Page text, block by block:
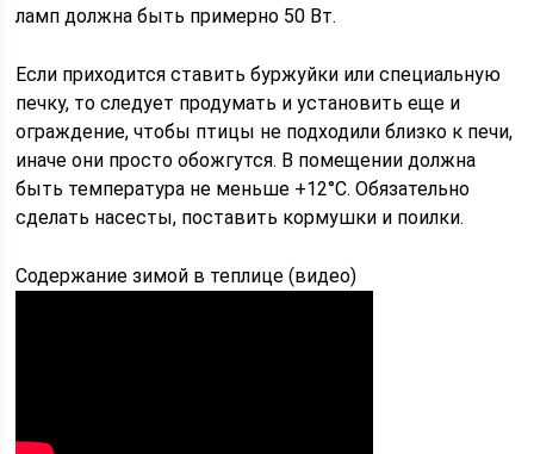
ламп должна быть примерно 50 Вт.
Если приходится ставить буржуйки или специальную
печку, то следует продумать и установить еще и
ограждение, чтобы птицы не подходили близко к печи,
иначе они просто обожгутся. В помещении должна
быть температура не меньше +12°C. Обязательно
сделать насесты, поставить кормушки и поилки.
Содержание зимой в теплице (видео)